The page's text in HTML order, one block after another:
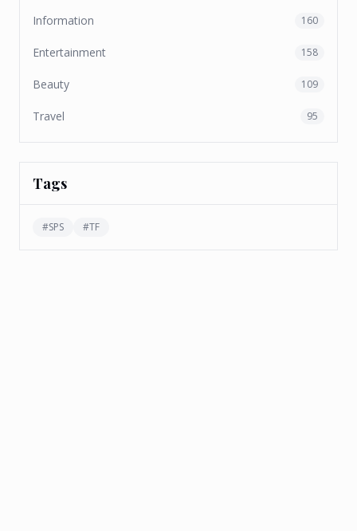
Information 160
Entertainment 158
Beauty 109
Travel 95
Tags
#SPS #TF